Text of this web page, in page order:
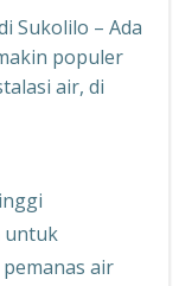
Sukolilo – Ada
populer
air, di
untuk
air